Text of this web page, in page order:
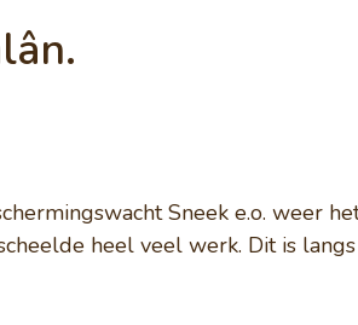
Sneek e.o. weer
heel veel werk. Dit is